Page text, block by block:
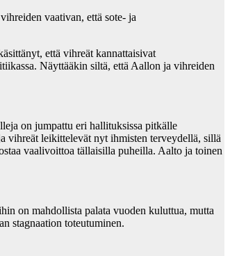
vaativan, että sote- ja
että vihreät kannattaisivat
Näyttääkin siltä, että Aallon ja vihreiden
on jumpattu eri hallituksissa pitkälle
vihreät leikittelevät nyt ihmisten terveydellä, sillä
vaalivoittoa tällaisilla puheilla. Aalto ja toinen
on mahdollista palata vuoden kuluttua, mutta
stagnaation toteutuminen.